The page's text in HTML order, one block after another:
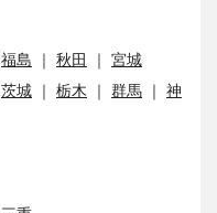
福島 ｜ 秋田 ｜ 宮城
茨城 ｜ 栃木 ｜ 群馬 ｜ 神